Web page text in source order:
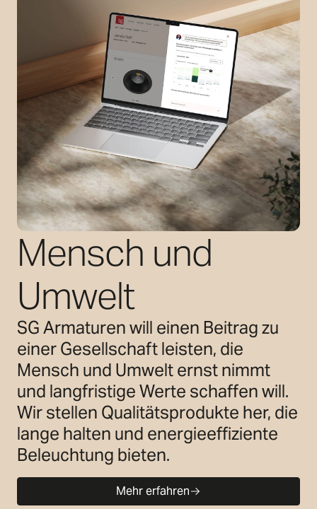
Mensch und
Umwelt
SG Armaturen will einen Beitrag zu
einer Gesellschaft leisten, die
Mensch und Umwelt ernst nimmt
und langfristige Werte schaffen will.
Wir stellen Qualitätsprodukte her, die
lange halten und energieeffiziente
Beleuchtung bieten.
Mehr erfahren